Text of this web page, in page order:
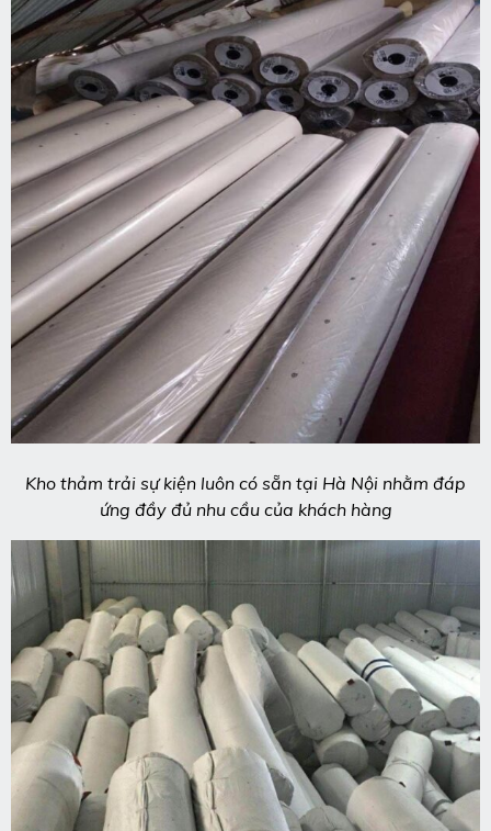
Kho thảm trải sự kiện luôn có sẵn tại Hà Nội nhằm đáp
ứng đầy đủ nhu cầu của khách hàng